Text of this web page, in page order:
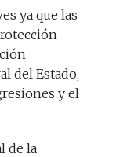
ya que las
del Estado,
y el
de la